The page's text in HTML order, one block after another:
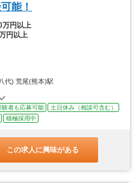
能！
万円以上
円以上
代) 荒尾(熊本)駅
験者も応募可能
土日休み（相談可含む）
積極採用中
この求人に興味がある